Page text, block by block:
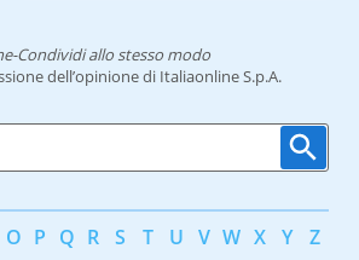
Condividi allo stesso modo
dell’opinione di Italiaonline S.p.A.
O P Q R S T U V W X Y Z